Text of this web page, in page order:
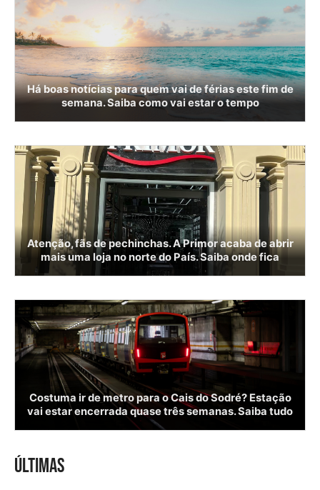
Há boas notícias para quem vai de férias este fim de
semana. Saiba como vai estar o tempo
Atenção, fãs de pechinchas. A Primor acaba de abrir
mais uma loja no norte do País. Saiba onde fica
Costuma ir de metro para o Cais do Sodré? Estação
vai estar encerrada quase três semanas. Saiba tudo
ÚLTIMAS